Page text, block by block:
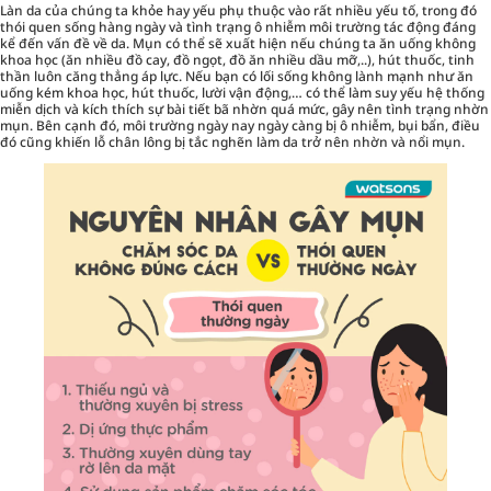
Làn da của chúng ta khỏe hay yếu phụ thuộc vào rất nhiều yếu tố, trong đó
thói quen sống hàng ngày và tình trạng ô nhiễm môi trường tác động đáng
kể đến vấn đề về da. Mụn có thể sẽ xuất hiện nếu chúng ta ăn uống không
khoa học (ăn nhiều đồ cay, đồ ngọt, đồ ăn nhiều dầu mỡ,..), hút thuốc, tinh
thần luôn căng thẳng áp lực. Nếu bạn có lối sống không lành mạnh như ăn
uống kém khoa học, hút thuốc, lười vận động,… có thể làm suy yếu hệ thống
miễn dịch và kích thích sự bài tiết bã nhờn quá mức, gây nên tình trạng nhờn
mụn. Bên cạnh đó, môi trường ngày nay ngày càng bị ô nhiễm, bụi bẩn, điều
đó cũng khiến lỗ chân lông bị tắc nghẽn làm da trở nên nhờn và nổi mụn.